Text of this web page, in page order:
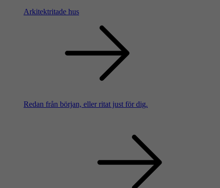
Arkitektritade hus
Redan från början, eller ritat just för dig.